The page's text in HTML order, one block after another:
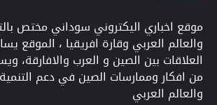
موقع اخباري اليكتروني سوداني مختص
والعالم العربي وقارة افريقيا ، الموقع
العلاقات بين الصين و العرب والافارقة،
من افكار وممارسات الصين في دعم
والعالم العربي